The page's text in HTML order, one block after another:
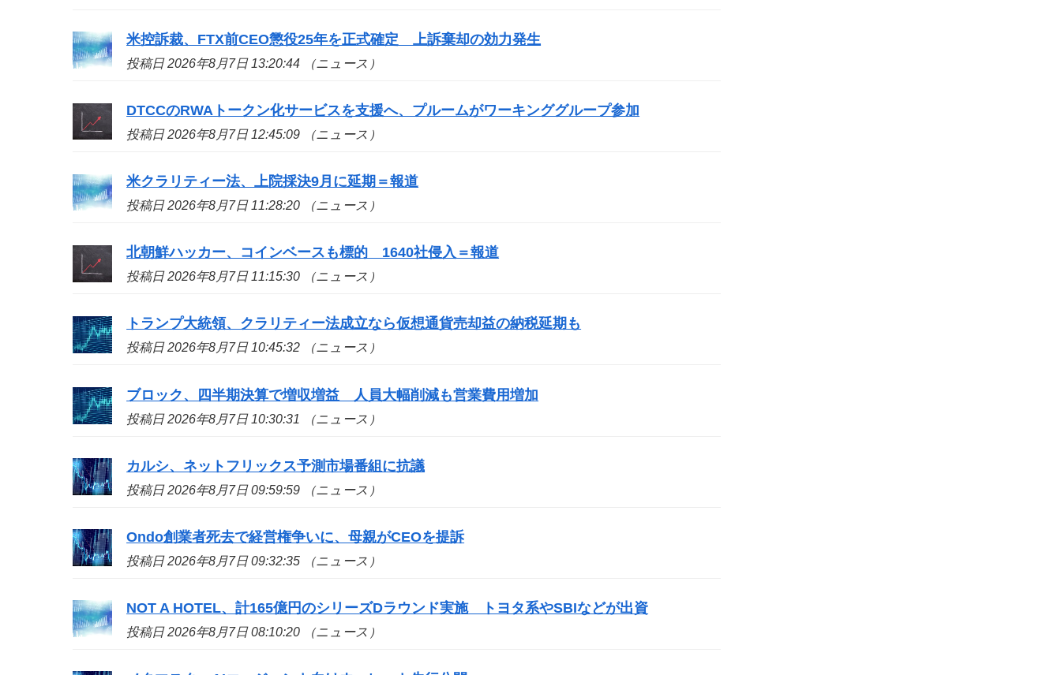
米控訴裁、FTX前CEO懲役25年を正式確定 上訴棄却の効力発生
投稿日 2026年8月7日 13:20:44 （ニュース）
DTCCのRWAトークン化サービスを支援へ、プルームがワーキンググループ参加
投稿日 2026年8月7日 12:45:09 （ニュース）
米クラリティー法、上院採決9月に延期＝報道
投稿日 2026年8月7日 11:28:20 （ニュース）
北朝鮮ハッカー、コインベースも標的 1640社侵入＝報道
投稿日 2026年8月7日 11:15:30 （ニュース）
トランプ大統領、クラリティー法成立なら仮想通貨売却益の納税延期も
投稿日 2026年8月7日 10:45:32 （ニュース）
ブロック、四半期決算で増収増益 人員大幅削減も営業費用増加
投稿日 2026年8月7日 10:30:31 （ニュース）
カルシ、ネットフリックス予測市場番組に抗議
投稿日 2026年8月7日 09:59:59 （ニュース）
Ondo創業者死去で経営権争いに、母親がCEOを提訴
投稿日 2026年8月7日 09:32:35 （ニュース）
NOT A HOTEL、計165億円のシリーズDラウンド実施 トヨタ系やSBIなどが出資
投稿日 2026年8月7日 08:10:20 （ニュース）